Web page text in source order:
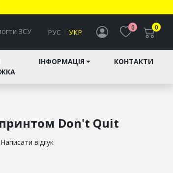
ЗСУ РУС УКР
0 0
ІНФОРМАЦІЯ КОНТАКТИ
Don't Quit
Написати відгук